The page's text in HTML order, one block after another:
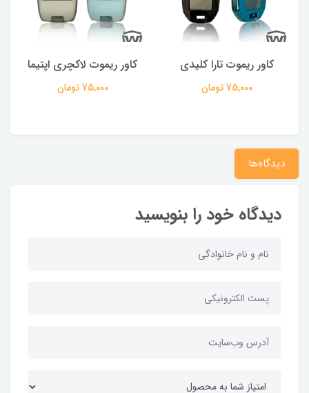
کاور ریموت تارا کلیدی
75,000 تومان
کاور ریموت لاکچری اپتیما
75,000 تومان
دیدگاه‌ها
دیدگاه خود را بنویسید